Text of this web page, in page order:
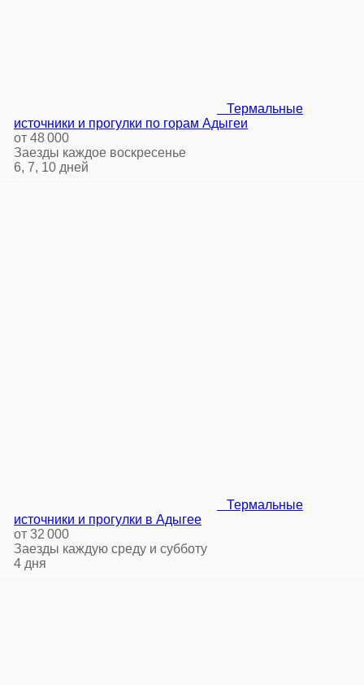
Термальные
источники и прогулки по горам Адыгеи
от 48 000
Заезды каждое воскресенье
6, 7, 10 дней
Термальные
источники и прогулки в Адыгее
от 32 000
Заезды каждую среду и субботу
4 дня